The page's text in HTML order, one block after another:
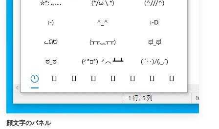
顔文字のパネル